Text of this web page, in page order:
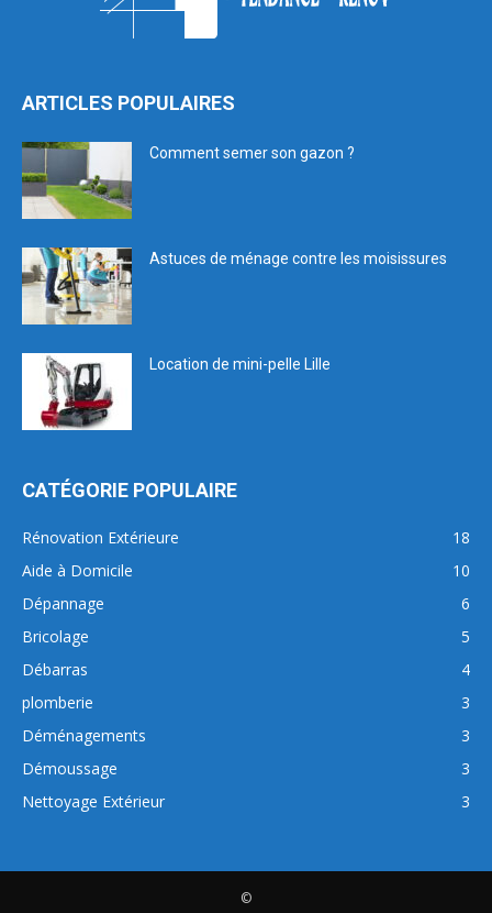
ARTICLES POPULAIRES
Comment semer son gazon ?
Astuces de ménage contre les moisissures
Location de mini-pelle Lille
CATÉGORIE POPULAIRE
Rénovation Extérieure
18
Aide à Domicile
10
Dépannage
6
Bricolage
5
Débarras
4
plomberie
3
Déménagements
3
Démoussage
3
Nettoyage Extérieur
3
©